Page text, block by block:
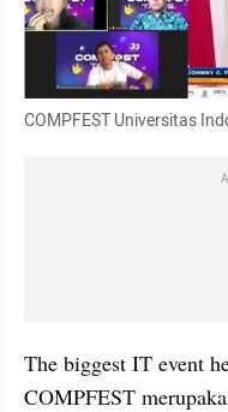
COMPFEST Universitas
The biggest IT event
COMPFEST